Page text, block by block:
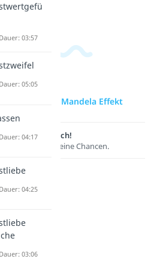
Dauer: 03:50
zur Videoseite: Mandela Effekt
Lernen lohnt sich!
Entdecke hier deine Chancen.
03:57
05:05
04:17
04:25
03:06